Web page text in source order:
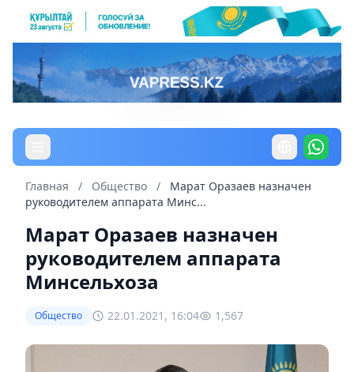
Главная / Общество /
Марат Оразаев назначен
руководителем аппарата Минс...
Марат Оразаев назначен
руководителем аппарата
Минсельхоза
Общество 22.01.2021, 16:04 1,567